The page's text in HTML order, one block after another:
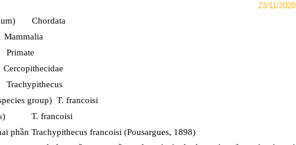
23/11/2020
Chordata
group) T. francoisi
T. francoisi
phần Trachypithecus francoisi (Pousargues, 1898)